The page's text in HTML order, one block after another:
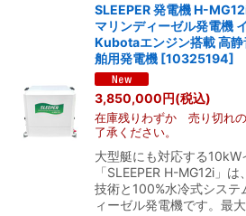
SLEEPER 発電機 H-
マリンディーゼル発電機
Kubotaエンジン搭載 高静
舶用発電機 [10325194]
3,850,000円(税込)
在庫残りわずか 売り切れ
了承ください。
大型艇にも対応する10kW
「SLEEPER H-MG12i」
技術と100%水冷式システ
ィーゼル発電機です。最